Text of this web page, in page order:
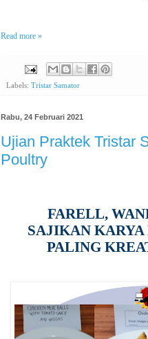
Read more »
Labels: Tristar Samator
Rabu, 24 Februari 2021
Ujian Praktek Tristar
Poultry
FARELL,
SAJIKAN
PALING